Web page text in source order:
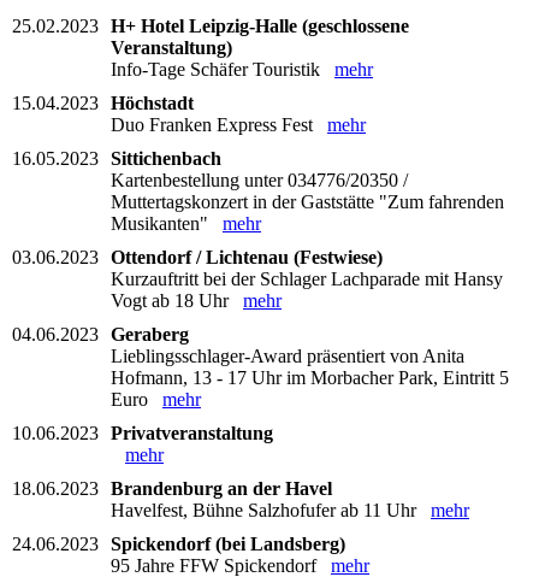
25.02.2023 H+ Hotel Leipzig-Halle (geschlossene
Veranstaltung)
Info-Tage Schäfer Touristik mehr
15.04.2023 Höchstadt
Duo Franken Express Fest mehr
16.05.2023 Sittichenbach
Kartenbestellung unter 034776/20350 /
Muttertagskonzert in der Gaststätte "Zum fahrenden
Musikanten" mehr
03.06.2023 Ottendorf / Lichtenau (Festwiese)
Kurzauftritt bei der Schlager Lachparade mit Hansy
Vogt ab 18 Uhr mehr
04.06.2023 Geraberg
Lieblingsschlager-Award präsentiert von Anita
Hofmann, 13 - 17 Uhr im Morbacher Park, Eintritt 5
Euro mehr
10.06.2023 Privatveranstaltung
mehr
18.06.2023 Brandenburg an der Havel
Havelfest, Bühne Salzhofufer ab 11 Uhr mehr
24.06.2023 Spickendorf (bei Landsberg)
95 Jahre FFW Spickendorf mehr